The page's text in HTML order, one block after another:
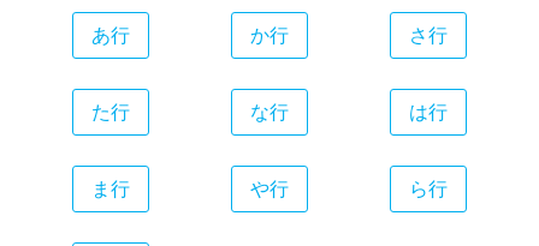
沖縄県
あ行 か行 さ行
た行 な行 は行
ま行 や行 ら行